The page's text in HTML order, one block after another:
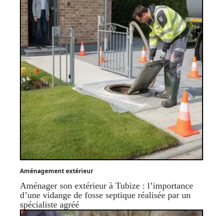
Aménagement extérieur
Aménager son extérieur à Tubize : l’importance
d’une vidange de fosse septique réalisée par un
spécialiste agréé